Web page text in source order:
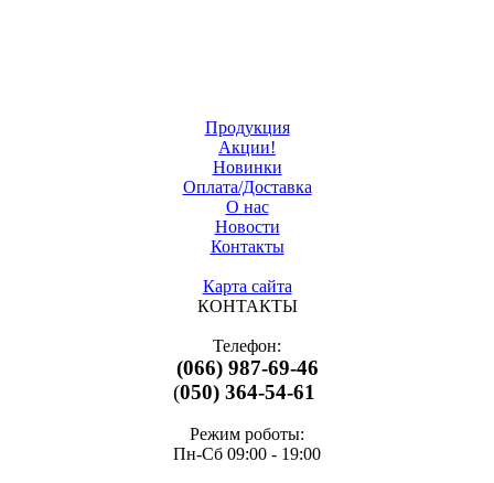
Продукция
Акции!
Новинки
Оплата/Доставка
О нас
Новости
Контакты
Карта сайта
КОНТАКТЫ
Телефон:
(066) 987-69-46
(050) 364-54-61
Режим роботы:
Пн-Cб 09:00 - 19:00